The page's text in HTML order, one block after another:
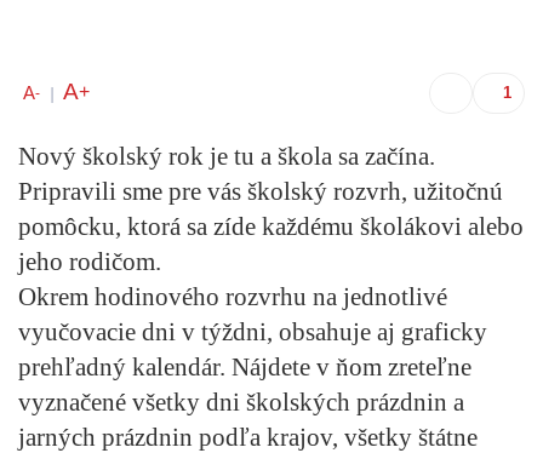
A- A+
Nový školský rok je tu a škola sa začína.
Pripravili sme pre vás školský rozvrh, užitočnú
pomôcku, ktorá sa zíde každému školákovi alebo
jeho rodičom.
Okrem hodinového rozvrhu na jednotlivé
vyučovacie dni v týždni, obsahuje aj graficky
prehľadný kalendár. Nájdete v ňom zreteľne
vyznačené všetky dni školských prázdnin a
jarných prázdnin podľa krajov, všetky štátne